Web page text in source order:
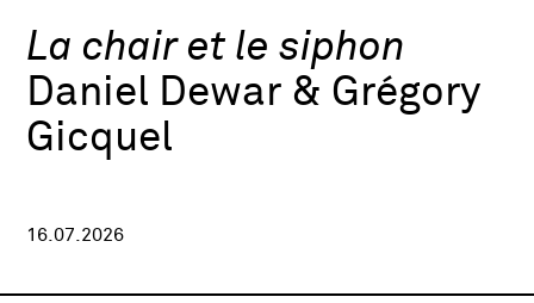
La chair et le siphon
Daniel Dewar & Grégory
Gicquel
16.07.2026